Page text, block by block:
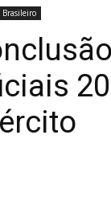
Brasileiro